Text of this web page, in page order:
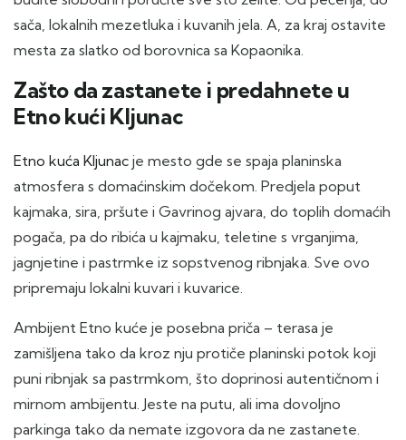
sača, lokalnih mezetluka i kuvanih jela. A, za kraj ostavite
mesta za slatko od borovnica sa Kopaonika.
Zašto da zastanete i predahnete u
Etno kući Kljunac
Etno kuća Kljunac je mesto gde se spaja planinska
atmosfera s domaćinskim dočekom. Predjela poput
kajmaka, sira, pršute i Gavrinog ajvara, do toplih domaćih
pogača, pa do ribića u kajmaku, teletine s vrganjima,
jagnjetine i pastrmke iz sopstvenog ribnjaka. Sve ovo
pripremaju lokalni kuvari i kuvarice.
Ambijent Etno kuće je posebna priča – terasa je
zamišljena tako da kroz nju protiče planinski potok koji
puni ribnjak sa pastrmkom, što doprinosi autentičnom i
mirnom ambijentu. Jeste na putu, ali ima dovoljno
parkinga tako da nemate izgovora da ne zastanete.